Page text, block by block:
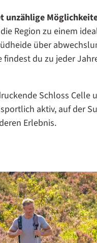
unzählige
Region zu einem
über
du zu jeder
Schloss Celle
aktiv, auf der
Erlebnis.